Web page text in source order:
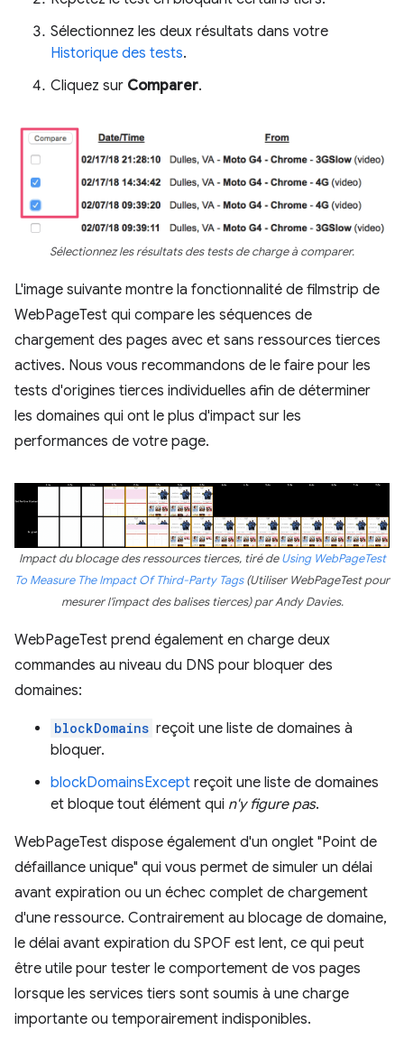
Sélectionnez les deux résultats dans votre
Historique des tests.
Cliquez sur Comparer.
Sélectionnez les résultats des tests de charge à comparer.
L'image suivante montre la fonctionnalité de filmstrip de
WebPageTest qui compare les séquences de
chargement des pages avec et sans ressources tierces
actives. Nous vous recommandons de le faire pour les
tests d'origines tierces individuelles afin de déterminer
les domaines qui ont le plus d'impact sur les
performances de votre page.
Impact du blocage des ressources tierces, tiré deUsing WebPageTest
To Measure The Impact Of Third-Party Tags(Utiliser WebPageTest pour
mesurer l'impact des balises tierces) par Andy Davies.
WebPageTest prend également en charge deux
commandes au niveau du DNS pour bloquer des
domaines:
blockDomains reçoit une liste de domaines à
bloquer.
blockDomainsExcept reçoit une liste de domaines
et bloque tout élément qui n'y figure pas.
WebPageTest dispose également d'un onglet "Point de
défaillance unique" qui vous permet de simuler un délai
avant expiration ou un échec complet de chargement
d'une ressource. Contrairement au blocage de domaine,
le délai avant expiration du SPOF est lent, ce qui peut
être utile pour tester le comportement de vos pages
lorsque les services tiers sont soumis à une charge
importante ou temporairement indisponibles.